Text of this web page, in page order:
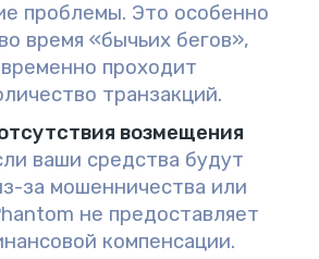
проблемы. Это особенно
время «бычьих бегов»,
проходит
транзакций.
возмещения
ваши средства будут
за мошенничества или
не предоставляет
компенсации.